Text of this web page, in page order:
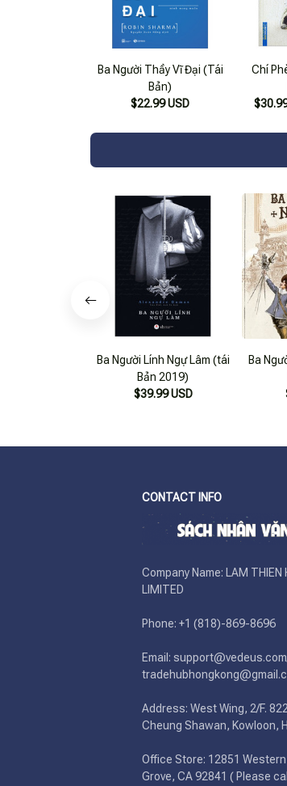
Ba Người Thầy Vĩ Đại (Tái
Bản)
$22.99 USD
Chí
Ba Người Lính Ngự Lâm (tái
Bản 2019)
$39.99 USD
Ba
CONTACT INFO
Company Name: LAM THIEN
LIMITED
Phone: +1 (818)-869-8696
Email:
Address: West Wing, 2/F.
Cheung Shawan, Kowloon,
Office Store: 12851 Western
Grove, CA 92841 ( Please